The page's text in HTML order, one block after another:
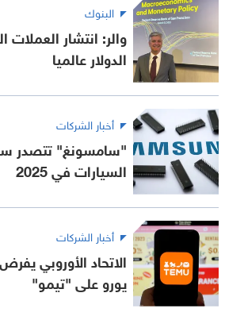
البنوك
والر: انتشار العملات
الدولار عالميا
أخبار الشركات
"سامسونغ" تتصدر
السيارات في 2025
أخبار الشركات
يورو على "تيمو"